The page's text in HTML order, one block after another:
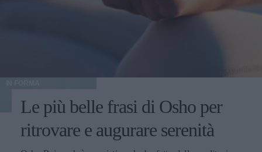
Le più belle frasi di Osho per
ritrovare e augurare serenità